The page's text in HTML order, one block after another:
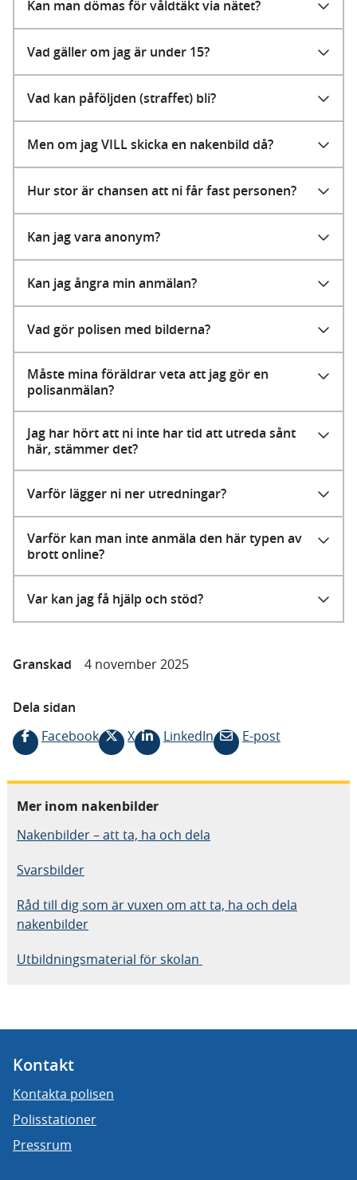
Kan man dömas för våldtäkt via nätet?
Vad gäller om jag är under 15?
Vad kan påföljden (straffet) bli?
Men om jag VILL skicka en nakenbild då?
Hur stor är chansen att ni får fast personen?
Kan jag vara anonym?
Kan jag ångra min anmälan?
Vad gör polisen med bilderna?
Måste mina föräldrar veta att jag gör en
polisanmälan?
Jag har hört att ni inte har tid att utreda sånt
här, stämmer det?
Varför lägger ni ner utredningar?
Varför kan man inte anmäla den här typen av
brott online?
Var kan jag få hjälp och stöd?
Granskad 4 november 2025
Dela sidan
Facebook
X LinkedIn E-post
Mer inom nakenbilder
Nakenbilder – att ta, ha och dela
Svarsbilder
Råd till dig som är vuxen om att ta, ha och dela
nakenbilder
Utbildningsmaterial för skolan
Kontakt
Kontakta polisen
Polisstationer
Pressrum